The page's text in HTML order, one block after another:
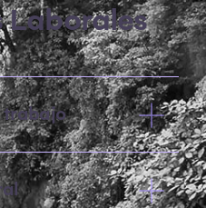
Laborales
trabajo